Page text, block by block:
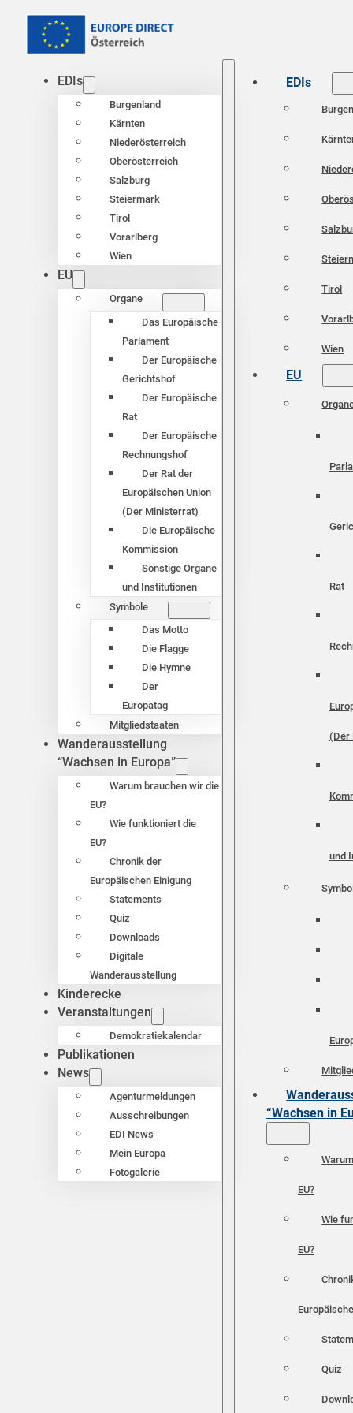
EDIs
Burgenland
Kärnten
Niederösterreich
Oberösterreich
Salzburg
Steiermark
Tirol
Vorarlberg
Wien
EU
Organe
Das Europäische
Parlament
Der Europäische
Gerichtshof
Der Europäische
Rat
Der Europäische
Rechnungshof
Der Rat der
Europäischen Union
(Der Ministerrat)
Die Europäische
Kommission
Sonstige Organe
und Institutionen
Symbole
Das Motto
Die Flagge
Die Hymne
Der
Europatag
Mitgliedstaaten
Wanderausstellung
“Wachsen in Europa”
Warum brauchen wir die
EU?
Wie funktioniert die
EU?
Chronik der
Europäischen Einigung
Statements
Quiz
Downloads
Digitale
Wanderausstellung
Kinderecke
Veranstaltungen
Demokratiekalendar
Publikationen
News
Agenturmeldungen
Ausschreibungen
EDI News
Mein Europa
Fotogalerie
EDIs
Tirol
Wien
EU
Rat
(Der
und
“Wachsen in
EU?
Wie
EU?
Quiz